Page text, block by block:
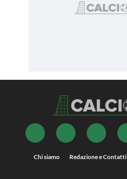
Chi siamo Redazione e Contatti